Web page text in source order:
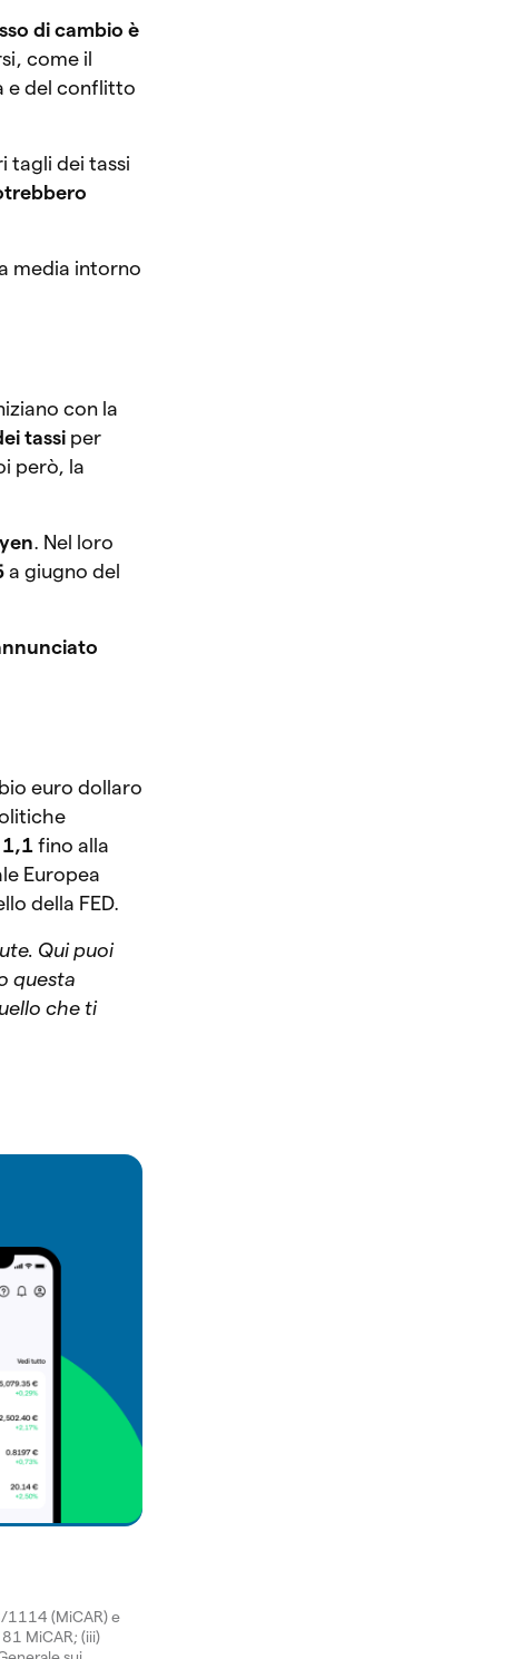
di cambio è
come il
e del conflitto
tagli dei tassi
media intorno
con la
tassi per
però, la
. Nel loro
a giugno del
euro dollaro
fino alla
Europea
della FED.
Qui puoi
questa
che ti
1114 (MiCAR) e
MiCAR; (iii)